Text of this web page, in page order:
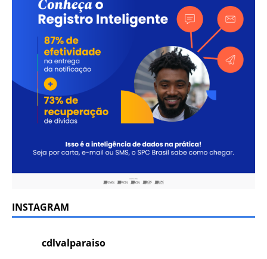
INSTAGRAM
cdlvalparaiso